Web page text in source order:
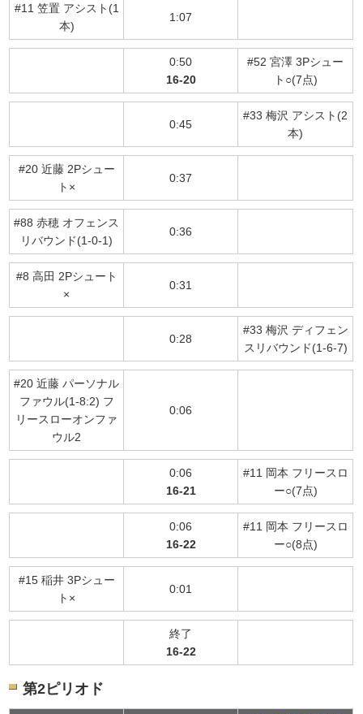
#11 笠置 アシスト(1
本)
1:07
0:50
16-20
#52 宮澤 3Pシュー
ト○(7点)
0:45
#33 梅沢 アシスト(2
本)
#20 近藤 2Pシュー
ト×
0:37
#88 赤穂 オフェンス
リバウンド(1-0-1)
0:36
#8 高田 2Pシュート
×
0:31
0:28
#33 梅沢 ディフェン
スリバウンド(1-6-7)
#20 近藤 パーソナル
ファウル(1-8:2) フ
リースローオンファ
ウル2
0:06
0:06
16-21
#11 岡本 フリースロ
ー○(7点)
0:06
16-22
#11 岡本 フリースロ
ー○(8点)
#15 稲井 3Pシュー
ト×
0:01
終了
16-22
第2ピリオド